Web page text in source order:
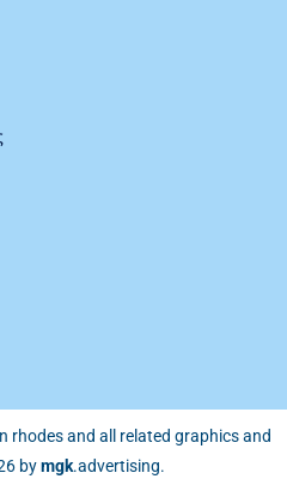
rhodes and all related graphics and
bymgk.advertising.